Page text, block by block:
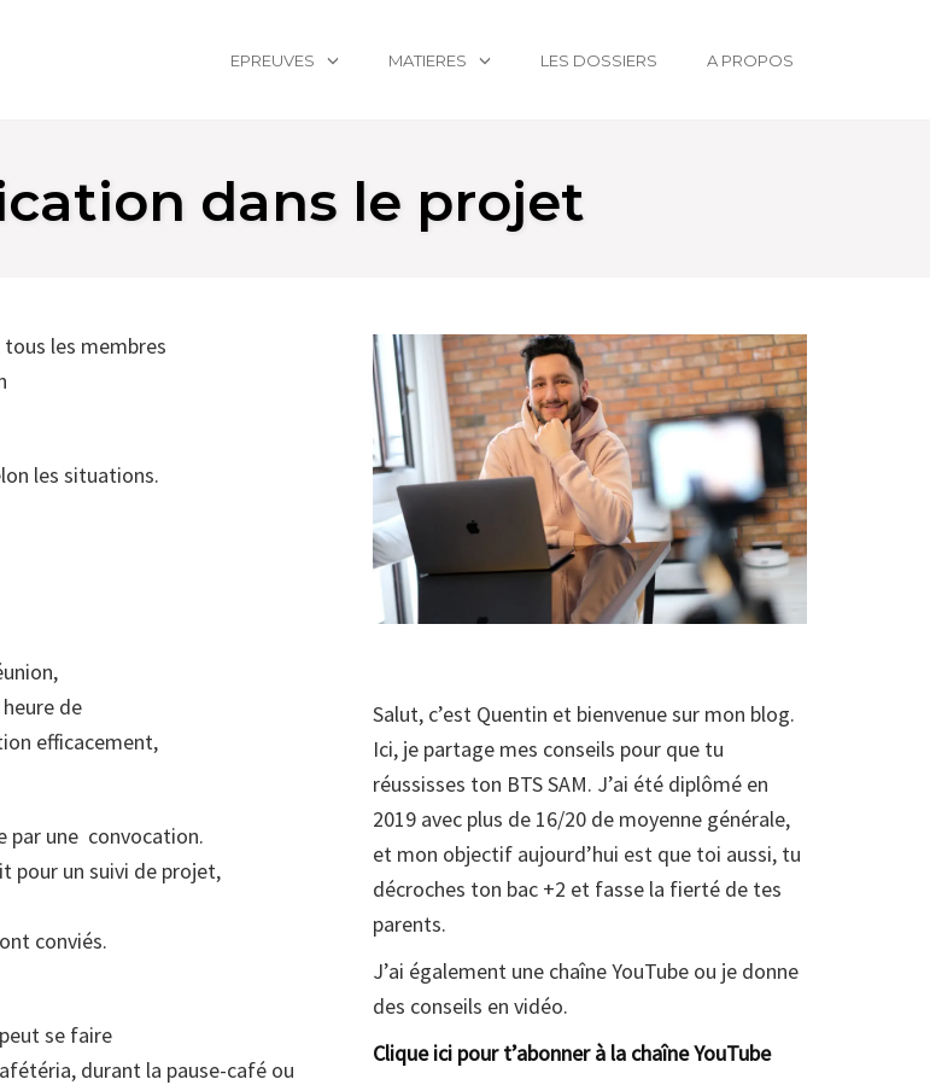
EPREUVES MATIERES LES DOSSIERS A PROPOS
dans le projet
les membres
les situations.
de
efficacement,
par une convocation.
pour un suivi de projet,
conviés.
se faire
durant la pause-café ou
Salut, c’est Quentin et bienvenue sur mon blog.
Ici, je partage mes conseils pour que tu
réussisses ton BTS SAM. J’ai été diplômé en
2019 avec plus de 16/20 de moyenne générale,
et mon objectif aujourd’hui est que toi aussi, tu
décroches ton bac +2 et fasse la fierté de tes
parents.
J’ai également une chaîne YouTube ou je donne
des conseils en vidéo.
Clique ici pour t’abonner à la chaîne YouTube